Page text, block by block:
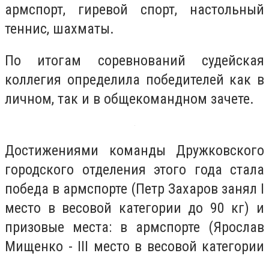
армспорт, гиревой спорт, настольный
теннис, шахматы.
По итогам соревнований судейская
коллегия определила победителей как в
личном, так и в общекомандном зачете.
Достижениями команды Дружковского
городского отделения этого года стала
победа в армспорте (Петр Захаров занял I
место в весовой категории до 90 кг) и
призовые места: в армспорте (Ярослав
Мищенко - III место в весовой категории